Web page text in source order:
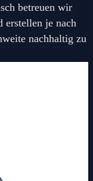
betreuen wir
erstellen je nach
nachhaltig zu